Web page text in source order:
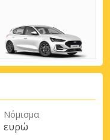
Νόμισμα
ευρώ